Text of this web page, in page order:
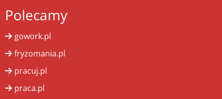
Polecamy
gowork.pl
fryzomania.pl
pracuj.pl
praca.pl